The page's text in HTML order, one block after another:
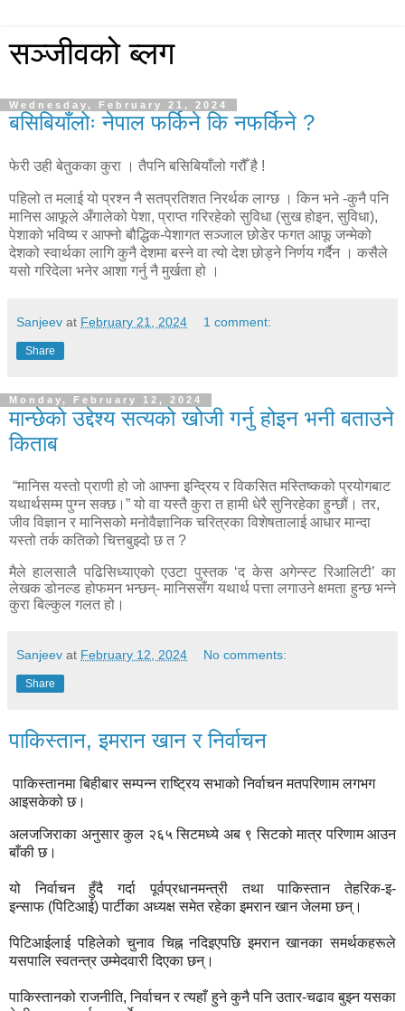
सञ्जीवको ब्लग
Wednesday, February 21, 2024
बसिबियाँलोः नेपाल फर्किने कि नफर्किने ?
फेरी उही बेतुकका कुरा । तैपनि बसिबियाँलो गरौँ है !
पहिलो त मलाई यो प्रश्न नै सतप्रतिशत निरर्थक लाग्छ । किन भने -कुनै पनि
मानिस आफूले अँगालेको पेशा, प्राप्त गरिरहेको सुविधा (सुख होइन, सुविधा),
पेशाको भविष्य र आफ्नो बौद्धिक-पेशागत सञ्जाल छोडेर फगत आफू जन्मेको
देशको स्वार्थका लागि कुनै देशमा बस्ने वा त्यो देश छोड्ने निर्णय गर्दैन । कसैले
यसो गरिदेला भनेर आशा गर्नु नै मुर्खता हो ।
Sanjeev at February 21, 2024 1 comment:
Share
Monday, February 12, 2024
मान्छेको उद्देश्य सत्यको खोजी गर्नु होइन भनी बताउने
किताब
“मानिस यस्तो प्राणी हो जो आफ्ना इन्द्रिय र विकसित मस्तिष्कको प्रयोगबाट
यथार्थसम्म पुग्न सक्छ।” यो वा यस्तै कुरा त हामी धेरै सुनिरहेका हुन्छौं। तर,
जीव विज्ञान र मानिसको मनोवैज्ञानिक चरित्रका विशेषतालाई आधार मान्दा
यस्तो तर्क कतिको चित्तबुझ्दो छ त ?
मैले हालसालै पढिसिध्याएको एउटा पुस्तक ‘द केस अगेन्स्ट रिआलिटी’ का
लेखक डोनल्ड होफमन भन्छन्- मानिससँग यथार्थ पत्ता लगाउने क्षमता हुन्छ भन्ने
कुरा बिल्कुल गलत हो।
Sanjeev at February 12, 2024 No comments:
Share
पाकिस्तान, इमरान खान र निर्वाचन
पाकिस्तानमा बिहीबार सम्पन्न राष्ट्रिय सभाको निर्वाचन मतपरिणाम लगभग
आइसकेको छ।
अलजजिराका अनुसार कुल २६५ सिटमध्ये अब ९ सिटको मात्र परिणाम आउन
बाँकी छ।
यो निर्वाचन हुँदै गर्दा पूर्वप्रधानमन्त्री तथा पाकिस्तान तेहरिक-इ-
इन्साफ (पिटिआई) पार्टीका अध्यक्ष समेत रहेका इमरान खान जेलमा छन्।
पिटिआईलाई पहिलेको चुनाव चिह्न नदिइएपछि इमरान खानका समर्थकहरूले
यसपालि स्वतन्त्र उम्मेदवारी दिएका छन्।
पाकिस्तानको राजनीति, निर्वाचन र त्यहाँ हुने कुनै पनि उतार-चढाव बुझ्न यसका